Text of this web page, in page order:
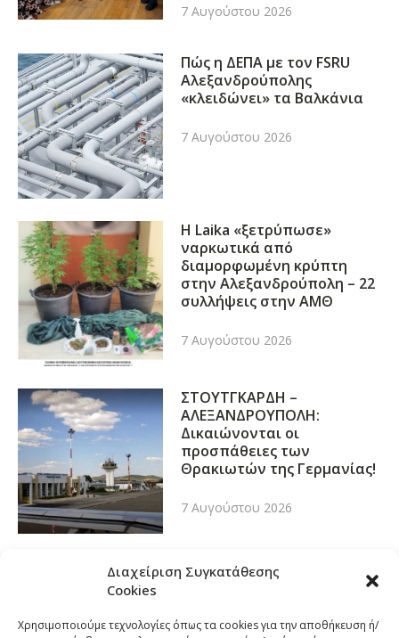
Διαχείριση Συγκατάθεσης
Cookies
Χρησιμοποιούμε τεχνολογίες όπως τα cookies για την αποθήκευση ή/
7 Αυγούστου 2026
Πώς η ΔΕΠΑ με τον FSRU
Αλεξανδρούπολης
«κλειδώνει» τα Βαλκάνια
7 Αυγούστου 2026
Η Laika «ξετρύπωσε»
ναρκωτικά από
διαμορφωμένη κρύπτη
στην Αλεξανδρούπολη – 22
συλλήψεις στην ΑΜΘ
7 Αυγούστου 2026
ΣΤΟΥΤΓΚΑΡΔΗ –
ΑΛΕΞΑΝΔΡΟΥΠΟΛΗ:
Δικαιώνονται οι
προσπάθειες των
Θρακιωτών της Γερμανίας!
7 Αυγούστου 2026